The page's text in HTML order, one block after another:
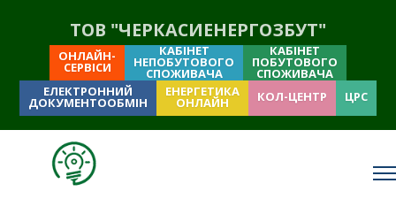
ТОВ "ЧЕРКАСИЕНЕРГОЗБУТ"
ОНЛАЙН-
СЕРВІСИ
КАБІНЕТ
НЕПОБУТОВОГО
СПОЖИВАЧА
КАБІНЕТ
ПОБУТОВОГО
СПОЖИВАЧА
ЕЛЕКТРОННИЙ
ДОКУМЕНТООБМІН
ЕНЕРГЕТИКА
ОНЛАЙН КОЛ-ЦЕНТР ЦРС